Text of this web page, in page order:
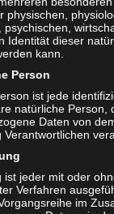
der Eltern-
ein kurzer
Trimester
physischen,
psychischen,
Identität dieser
kann.
Person
ist jede
natürliche Person,
Daten von
Verantwortlichen
ist jeder mit oder
Verfahren
im